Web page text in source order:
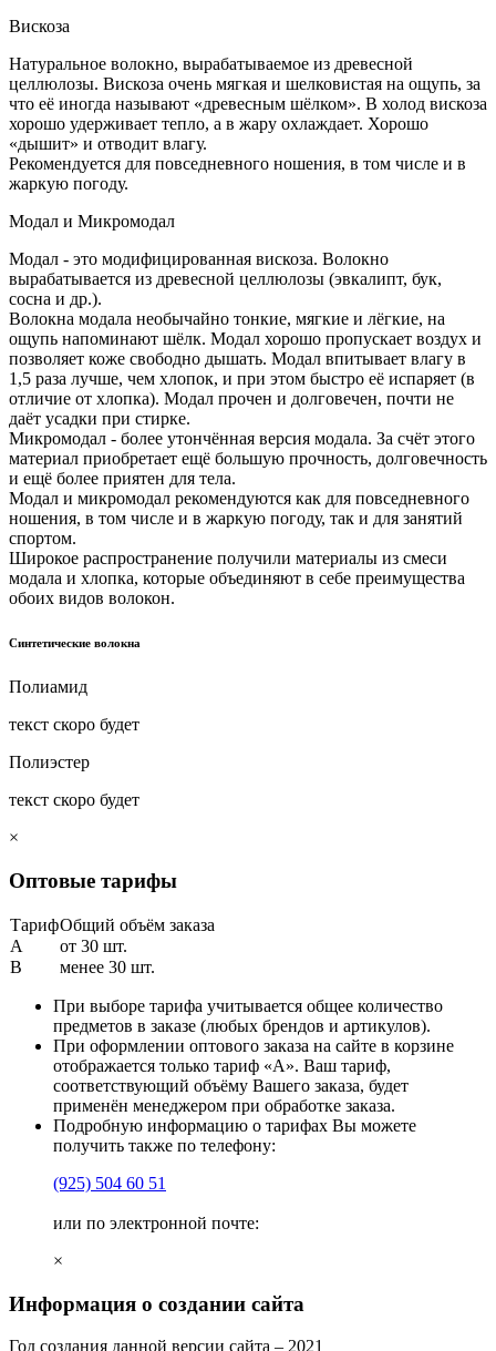
Вискоза
Натуральное волокно, вырабатываемое из древесной
целлюлозы. Вискоза очень мягкая и шелковистая на ощупь, за
что её иногда называют «древесным шёлком». В холод вискоза
хорошо удерживает тепло, а в жару охлаждает. Хорошо
«дышит» и отводит влагу.
Рекомендуется для повседневного ношения, в том числе и в
жаркую погоду.
Модал и Микромодал
Модал - это модифицированная вискоза. Волокно
вырабатывается из древесной целлюлозы (эвкалипт, бук,
сосна и др.).
Волокна модала необычайно тонкие, мягкие и лёгкие, на
ощупь напоминают шёлк. Модал хорошо пропускает воздух и
позволяет коже свободно дышать. Модал впитывает влагу в
1,5 раза лучше, чем хлопок, и при этом быстро её испаряет (в
отличие от хлопка). Модал прочен и долговечен, почти не
даёт усадки при стирке.
Микромодал - более утончённая версия модала. За счёт этого
материал приобретает ещё большую прочность, долговечность
и ещё более приятен для тела.
Модал и микромодал рекомендуются как для повседневного
ношения, в том числе и в жаркую погоду, так и для занятий
спортом.
Широкое распространение получили материалы из смеси
модала и хлопка, которые объединяют в себе преимущества
обоих видов волокон.
Синтетические волокна
Полиамид
текст скоро будет
Полиэстер
текст скоро будет
×
Оптовые тарифы
ТарифОбщий объём заказа
A
от 30 шт.
B
менее 30 шт.
При выборе тарифа учитывается общее количество
предметов в заказе (любых брендов и артикулов).
При оформлении оптового заказа на сайте в корзине
отображается только тариф «А». Ваш тариф,
соответствующий объёму Вашего заказа, будет
применён менеджером при обработке заказа.
Подробную информацию о тарифах Вы можете
получить также по телефону:
(925) 504 60 51
или по электронной почте:
×
Информация о создании сайта
Год создания данной версии сайта – 2021